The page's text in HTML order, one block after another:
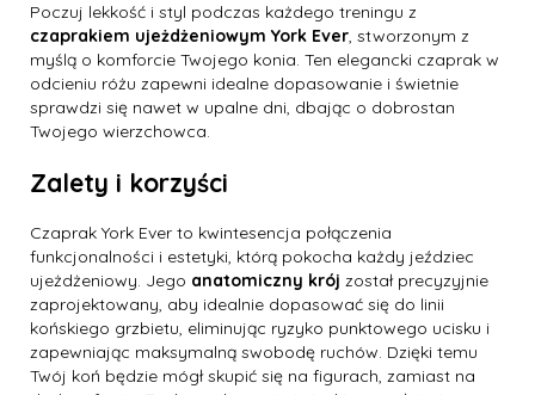
Poczuj lekkość i styl podczas każdego treningu z
czaprakiem ujeżdżeniowym York Ever, stworzonym z
myślą o komforcie Twojego konia. Ten elegancki czaprak w
odcieniu różu zapewni idealne dopasowanie i świetnie
sprawdzi się nawet w upalne dni, dbając o dobrostan
Twojego wierzchowca.
Zalety i korzyści
Czaprak York Ever to kwintesencja połączenia
funkcjonalności i estetyki, którą pokocha każdy jeździec
ujeżdżeniowy. Jego anatomiczny krój został precyzyjnie
zaprojektowany, aby idealnie dopasować się do linii
końskiego grzbietu, eliminując ryzyko punktowego ucisku i
zapewniając maksymalną swobodę ruchów. Dzięki temu
Twój koń będzie mógł skupić się na figurach, zamiast na